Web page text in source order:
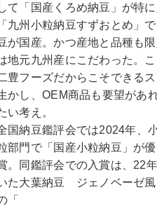
て「国産くろめ納豆」が特に
「九州小粒納豆すずおとめ」
が国産。かつ産地と品種も
地元九州産にこだわった。こ
豊フーズだからこそできる
かし、OEM商品も要望があ
い考え。
国納豆鑑評会では2024年、
部門で「国産小粒納豆」が
。同鑑評会での入賞は、22
た大葉納豆 ジェノベーゼ
「